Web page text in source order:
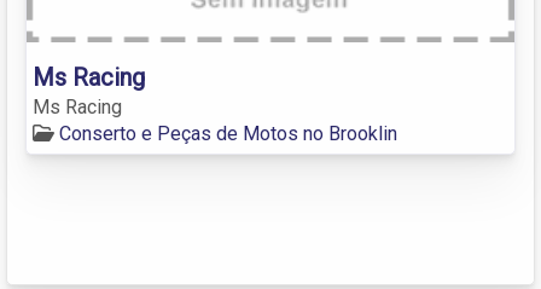
Ms Racing
Ms Racing
Conserto e Peças de Motos no Brooklin